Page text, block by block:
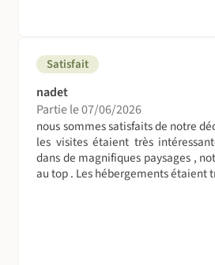
Accompagnateur français ou guide
On se déplace comment sur
Tous les déplacements seront
9 places conduit par le guide pour
des horaires
Satisfait
nadet
Partie le 07/06/2026
nous sommes satisfaits de notre
les visites étaient très
dans de magnifiques paysages ,
au top . Les hébergements étaient